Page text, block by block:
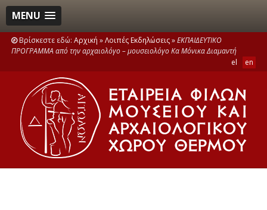
MENU
Βρίσκεστε εδώ: Αρχική »Λοιπές Εκδηλώσεις»ΕΚΠΑΙΔΕΥΤΙΚΟ
ΠΡΟΓΡΑΜΜΑ από την αρχαιολόγο – μουσειολόγο Κα Μόνικα Διαμαντή
el
en